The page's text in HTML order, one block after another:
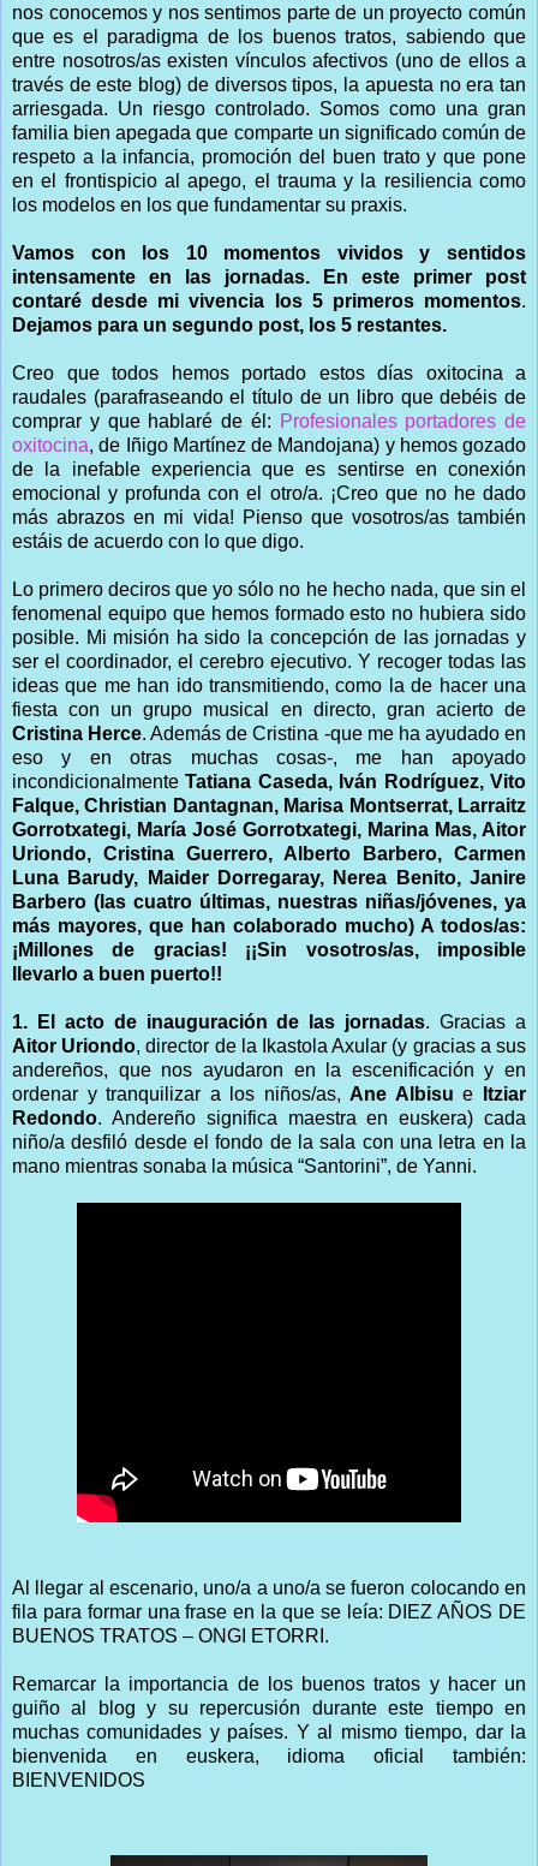
nos conocemos y nos sentimos parte de un proyecto común
que es el paradigma de los buenos tratos, sabiendo que
entre nosotros/as existen vínculos afectivos (uno de ellos a
través de este blog) de diversos tipos, la apuesta no era tan
arriesgada. Un riesgo controlado. Somos como una gran
familia bien apegada que comparte un significado común de
respeto a la infancia, promoción del buen trato y que pone
en el frontispicio al apego, el trauma y la resiliencia como
los modelos en los que fundamentar su praxis.
Vamos con los 10 momentos vividos y sentidos
intensamente en las jornadas. En este primer post
contaré desde mi vivencia los 5 primeros momentos.
Dejamos para un segundo post, los 5 restantes.
Creo que todos hemos portado estos días oxitocina a
raudales (parafraseando el título de un libro que debéis de
comprar y que hablaré de él: Profesionales portadores de
oxitocina, de Iñigo Martínez de Mandojana) y hemos gozado
de la inefable experiencia que es sentirse en conexión
emocional y profunda con el otro/a. ¡Creo que no he dado
más abrazos en mi vida! Pienso que vosotros/as también
estáis de acuerdo con lo que digo.
Lo primero deciros que yo sólo no he hecho nada, que sin el
fenomenal equipo que hemos formado esto no hubiera sido
posible. Mi misión ha sido la concepción de las jornadas y
ser el coordinador, el cerebro ejecutivo. Y recoger todas las
ideas que me han ido transmitiendo, como la de hacer una
fiesta con un grupo musical en directo, gran acierto de
Cristina Herce. Además de Cristina -que me ha ayudado en
eso y en otras muchas cosas-, me han apoyado
incondicionalmenteTatiana Caseda, Iván Rodríguez, Vito
Falque, Christian Dantagnan, Marisa Montserrat, Larraitz
Gorrotxategi, María José Gorrotxategi, Marina Mas, Aitor
Uriondo, Cristina Guerrero, Alberto Barbero, Carmen
Luna Barudy, Maider Dorregaray, Nerea Benito, Janire
Barbero (las cuatro últimas, nuestras niñas/jóvenes, ya
más mayores, que han colaborado mucho) A todos/as:
¡Millones de gracias! ¡¡Sin vosotros/as, imposible
llevarlo a buen puerto!!
1. El acto de inauguración de las jornadas. Gracias a
Aitor Uriondo, director de la Ikastola Axular (y gracias a sus
andereños, que nos ayudaron en la escenificación y en
ordenar y tranquilizar a los niños/as,Ane Albisu e
Itziar
Redondo. Andereño significa maestra en euskera) cada
niño/a desfiló desde el fondo de la sala con una letra en la
mano mientras sonaba la música “Santorini”, de Yanni.
Al llegar al escenario, uno/a a uno/a se fueron colocando en
fila para formar una frase en la que se leía: DIEZ AÑOS DE
BUENOS TRATOS – ONGI ETORRI.
Remarcar la importancia de los buenos tratos y hacer un
guiño al blog y su repercusión durante este tiempo en
muchas comunidades y países. Y al mismo tiempo, dar la
bienvenida en euskera, idioma oficial también:
BIENVENIDOS